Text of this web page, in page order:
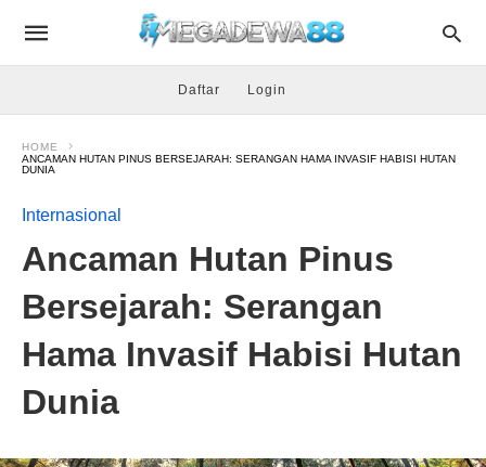
Daftar Login
HOME
ANCAMAN HUTAN PINUS BERSEJARAH: SERANGAN HAMA INVASIF HABISI HUTAN
DUNIA
Internasional
Ancaman Hutan Pinus
Bersejarah: Serangan
Hama Invasif Habisi Hutan
Dunia